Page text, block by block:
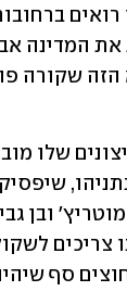
חוצים סף